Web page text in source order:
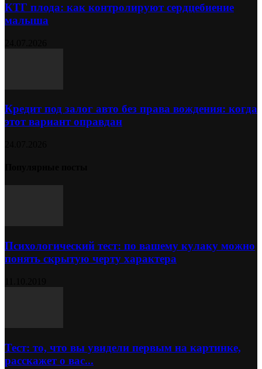
КТГ плода: как контролируют сердцебиение
малыша
Кредит под залог авто без права вождения: когда
этот вариант оправдан
Психологический тест: по вашему кулаку можно
понять скрытую черту характера
Тест: то, что вы увидели первым на картинке,
расскажет о вас...